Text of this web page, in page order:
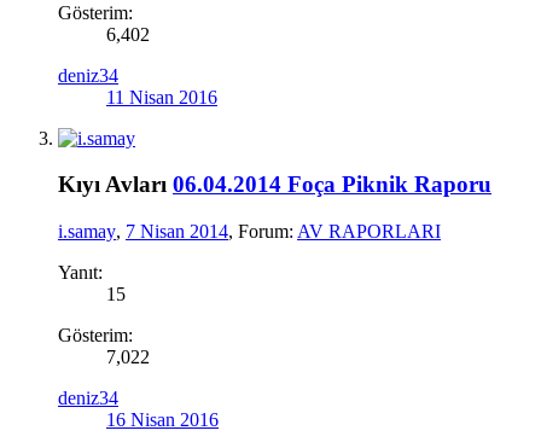
Gösterim:
6,402
deniz34
11 Nisan 2016
Kıyı Avları 06.04.2014 Foça Piknik Raporu
i.samay, 7 Nisan 2014, Forum: AV RAPORLARI
Yanıt:
15
Gösterim:
7,022
deniz34
16 Nisan 2016